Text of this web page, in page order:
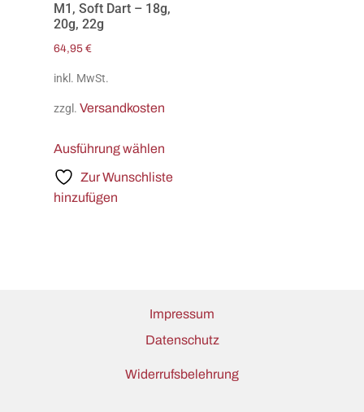
M1, Soft Dart – 18g,
20g, 22g
64,95 €
inkl. MwSt.
zzgl. Versandkosten
Ausführung wählen
Zur Wunschliste
hinzufügen
Impressum
Datenschutz
Widerrufsbelehrung